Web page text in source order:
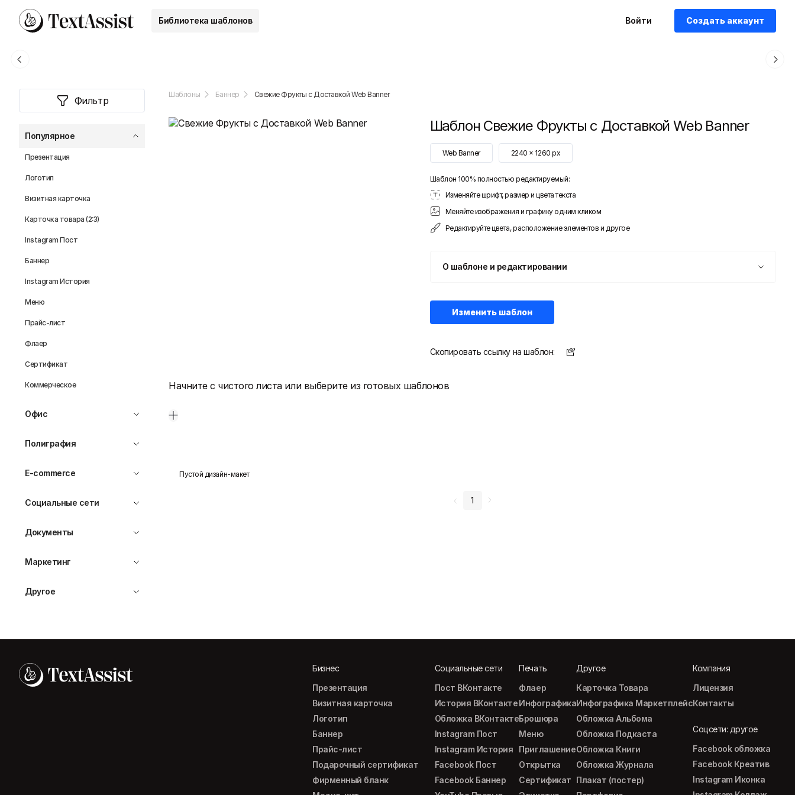
Библиотека шаблонов Войти Создать аккаунт
Фильтр
Популярное
Презентация
Логотип
Визитная карточка
Карточка товара (2:3)
Instagram Пост
Баннер
Instagram История
Меню
Прайс-лист
Флаер
Сертификат
Коммерческое
Офис
Полиграфия
E-commerce
Социальные сети
Документы
Маркетинг
Другое
Шаблоны Баннер Свежие Фрукты с Доставкой Web Banner
Шаблон Свежие Фрукты с Доставкой Web Banner
Web Banner 2240 x 1260 px
Шаблон 100% полностью редактируемый:
Изменяйте шрифт, размер и цвета текста
Меняйте изображения и графику одним кликом
Редактируйте цвета, расположение элементов и другое
О шаблоне и редактировании
Изменить шаблон
Скопировать ссылку на шаблон:
Начните с чистого листа или выберите из готовых шаблонов
Пустой дизайн-макет
1
Бизнес
Презентация
Визитная карточка
Логотип
Баннер
Прайс-лист
Подарочный сертификат
Фирменный бланк
Социальные сети
Пост ВКонтакте
История ВКонтакте
Обложка ВКонтакте
Instagram Пост
Instagram История
Facebook Пост
Facebook Баннер
Печать
Флаер
Инфографика
Брошюра
Меню
Приглашение
Открытка
Сертификат
Другое
Карточка Товара
Инфографика Маркетплейс
Обложка Альбома
Обложка Подкаста
Обложка Книги
Обложка Журнала
Плакат (постер)
Компания
Лицензия
Контакты
Соцсети: другое
Facebook обложка
Facebook Креатив
Instagram Иконка